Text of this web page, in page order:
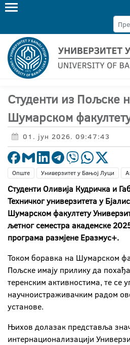
Студенти из Пољске
Шумарском
01. јун 2026. 09:47:43
Опште Универзитет у Бањој Луци
Студенти Оливија Кудричка и
Техничког универзитета у
Шумарском факултету
љетног семестра академске
програма размјене Еразмус+.
Током боравка на Шумарском
Пољске имају прилику да
теренским активностима, те се
научноистраживачким радом
установе.
Њихов долазак представља
интернационализацији